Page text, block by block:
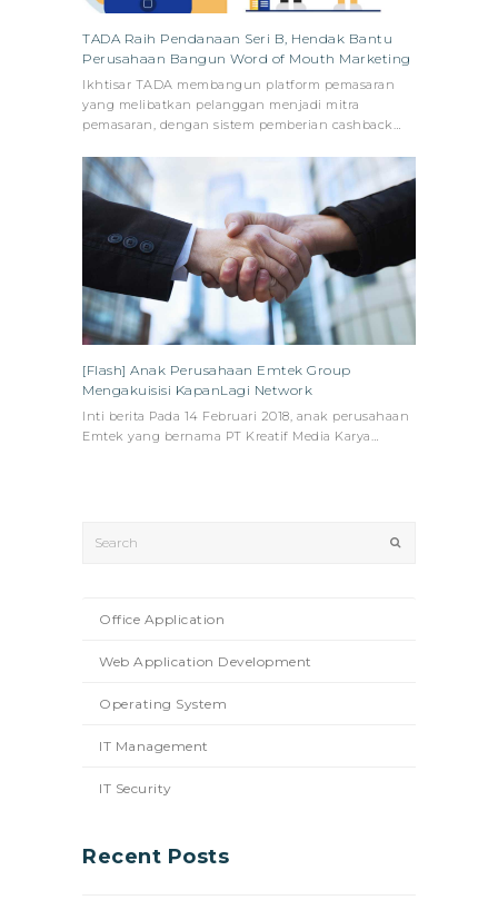
TADA Raih Pendanaan Seri B, Hendak Bantu
Perusahaan Bangun Word of Mouth Marketing
Ikhtisar TADA membangun platform pemasaran
yang melibatkan pelanggan menjadi mitra
pemasaran, dengan sistem pemberian cashback…
[Flash] Anak Perusahaan Emtek Group
Mengakuisisi KapanLagi Network
Inti berita Pada 14 Februari 2018, anak perusahaan
Emtek yang bernama PT Kreatif Media Karya…
Office Application
Web Application Development
Operating System
IT Management
IT Security
Recent Posts